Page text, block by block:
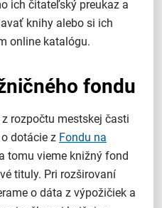
ich čitateľský preukaz a
knihy alebo si ich
online katalógu.
fondu
rozpočtu mestskej časti
dotácie z Fondu na
tomu vieme knižný fond
tituly. Pri rozširovaní
o dáta z výpožičiek a